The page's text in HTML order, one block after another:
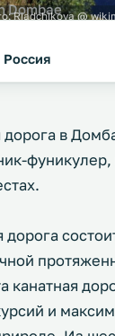
Dombae
Riadchikova@
дорога в
дорога
канатная
и